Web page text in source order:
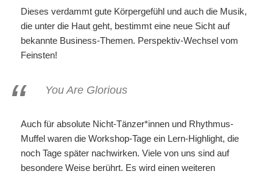
Dieses verdammt gute Körpergefühl und auch die Musik,
die unter die Haut geht, bestimmt eine neue Sicht auf
bekannte Business-Themen. Perspektiv-Wechsel vom
Feinsten!
You Are Glorious
Auch für absolute Nicht-Tänzer*innen und Rhythmus-
Muffel waren die Workshop-Tage ein Lern-Highlight, die
noch Tage später nachwirken. Viele von uns sind auf
besondere Weise berührt. Es wird einen weiteren